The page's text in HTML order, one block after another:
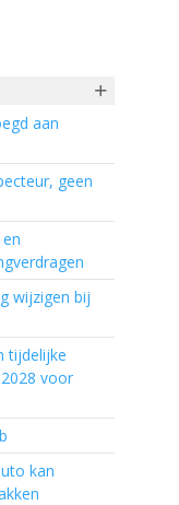
+
aan
geen
wijzigen bij
tijdelijke
voor
kan